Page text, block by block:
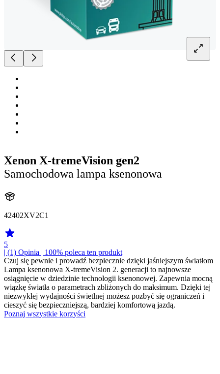
Xenon X-tremeVision gen2
Samochodowa lampa ksenonowa
42402XV2C1
5
| (1) Opinia | 100% poleca ten produkt
Czuj się pewnie i prowadź bezpiecznie dzięki jaśniejszym światłom
Lampa ksenonowa X-tremeVision 2. generacji to najnowsze
osiągnięcie w dziedzinie technologii ksenonowej. Zapewnia mocną
wiązkę światła o parametrach zbliżonych do maksimum. Dzięki tej
niezwykłej wydajności świetlnej możesz pozbyć się ograniczeń i
cieszyć się bezpieczniejszą, bardziej komfortową jazdą.
Poznaj wszystkie korzyści